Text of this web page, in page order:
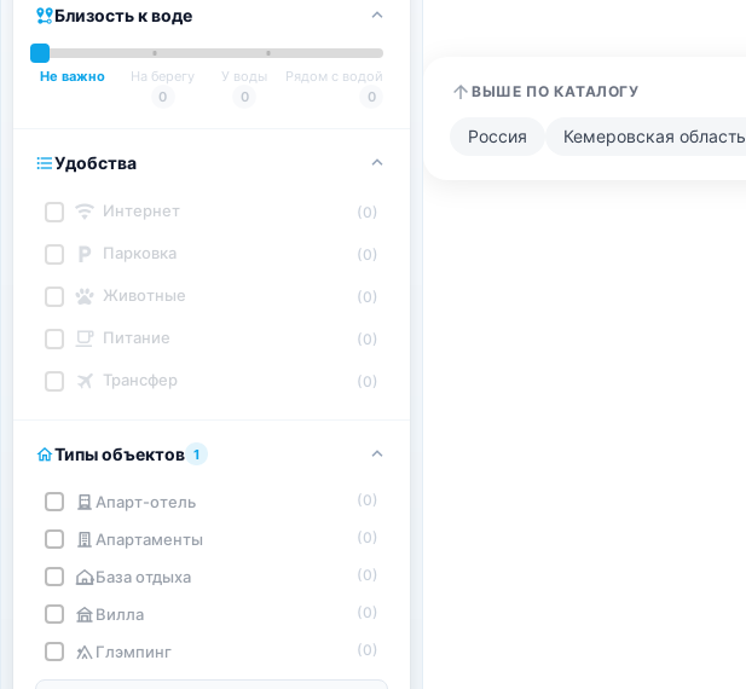
Близость к воде
Не важно
На берегу
0
У воды
0
Рядом с водой
0
Удобства
Интернет (0)
Парковка (0)
Животные (0)
Питание (0)
Трансфер (0)
Типы объектов 1
Апарт-отель (0)
Апартаменты (0)
База отдыха (0)
Вилла (0)
Глэмпинг (0)
ВЫШЕ ПО КАТАЛОГУ
Россия Кемеровская область